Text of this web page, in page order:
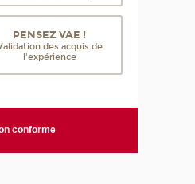
PENSEZ VAE !
des acquis de
l'expérience
conforme